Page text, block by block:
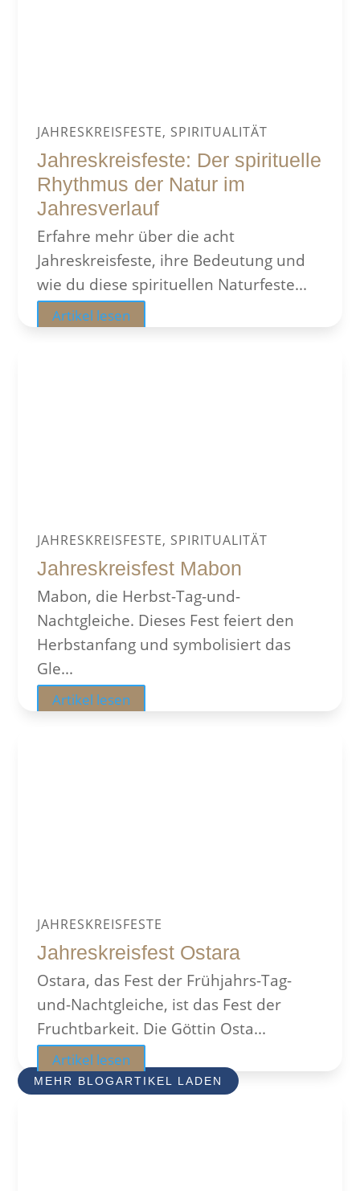
JAHRESKREISFESTE, SPIRITUALITÄT
Jahreskreisfeste: Der spirituelle
Rhythmus der Natur im
Jahresverlauf
Erfahre mehr über die acht
Jahreskreisfeste, ihre Bedeutung und
wie du diese spirituellen Naturfeste...
Artikel lesen
JAHRESKREISFESTE, SPIRITUALITÄT
Jahreskreisfest Mabon
Mabon, die Herbst-Tag-und-
Nachtgleiche. Dieses Fest feiert den
Herbstanfang und symbolisiert das
Gle...
Artikel lesen
JAHRESKREISFESTE
Jahreskreisfest Ostara
Ostara, das Fest der Frühjahrs-Tag-
und-Nachtgleiche, ist das Fest der
Fruchtbarkeit. Die Göttin Osta...
Artikel lesen
MEHR BLOGARTIKEL LADEN